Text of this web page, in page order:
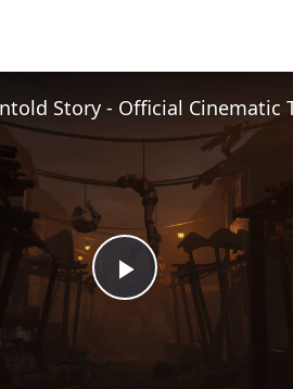
Play
Video
Story - Official Cinematic